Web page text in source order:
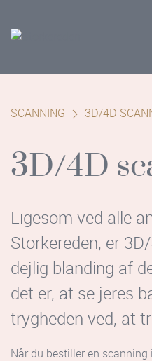
SCANNING 3D/4D
3D/4D
Ligesom ved alle
Storkereden, er
dejlig blanding af
det er, at se jeres
trygheden ved, at
Når du bestiller en